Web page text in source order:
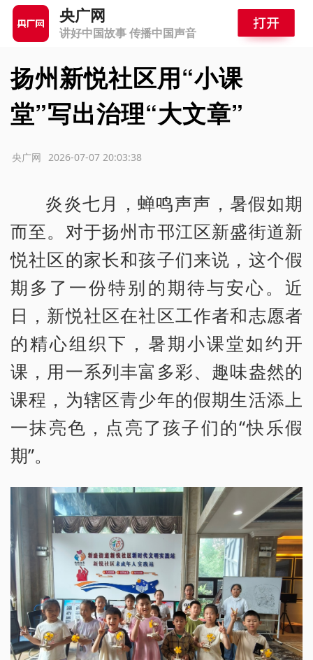
央广网
讲好中国故事 传播中国声音
扬州新悦社区用“小课
堂”写出治理“大文章”
2026-07-07 20:03:38
央广网
炎炎七月，蝉鸣声声，暑假如期
而至。对于扬州市邗江区新盛街道新
悦社区的家长和孩子们来说，这个假
期多了一份特别的期待与安心。近
日，新悦社区在社区工作者和志愿者
的精心组织下，暑期小课堂如约开
课，用一系列丰富多彩、趣味盎然的
课程，为辖区青少年的假期生活添上
一抹亮色，点亮了孩子们的“快乐假
期”。